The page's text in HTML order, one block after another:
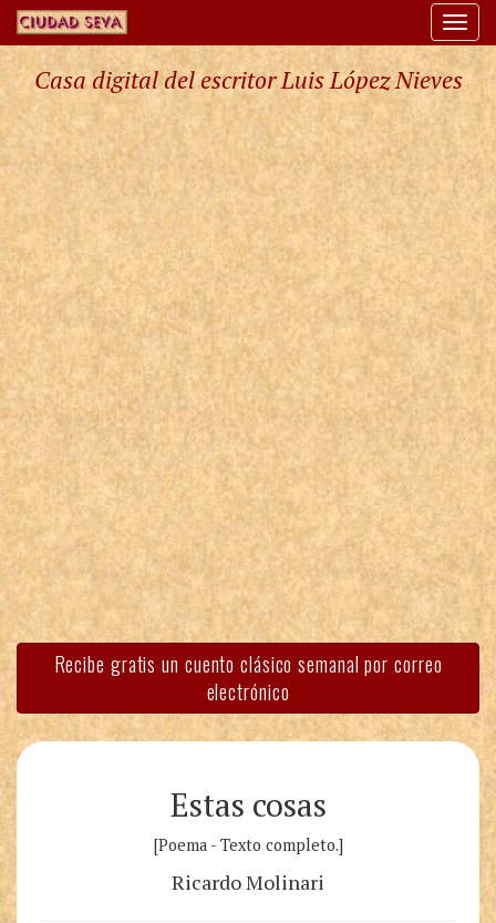
Casa digital del escritor Luis López Nieves
Recibe gratis un cuento clásico semanal por correo
electrónico
Estas cosas
[Poema - Texto completo.]
Ricardo Molinari